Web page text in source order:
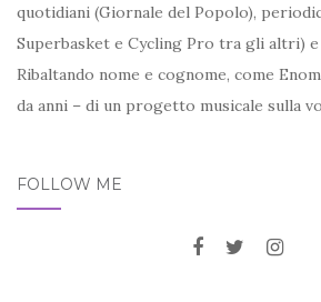
quotidiani (Giornale del Popolo),
Superbasket e Cycling Pro tra gli altri)
Ribaltando nome e cognome, come
da anni – di un progetto musicale sulla
FOLLOW ME